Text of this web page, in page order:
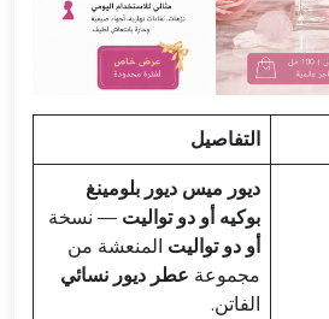
التفاصيل
ديور ميس ديور بلومينغ
بوكيه أو دو تواليت — نسخة
أو دو تواليت المنعشة من
مجموعة عطر ديور نسائي
الفاتن.